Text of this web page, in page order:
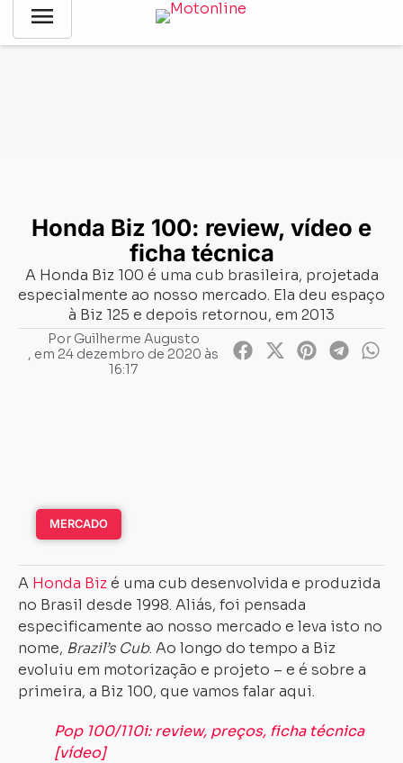
menu
Notícias -Honda Biz 100: review, vídeo e ficha
Honda Biz 100: review, vídeo e
ficha técnica
A Honda Biz 100 é uma cub brasileira, projetada
especialmente ao nosso mercado. Ela deu espaço
à Biz 125 e depois retornou, em 2013
PorGuilherme Augusto
, em 24 dezembro de 2020 às
16:17
MERCADO
A Honda Bizé uma cub desenvolvida e produzida
no Brasil desde 1998. Aliás, foi pensada
especificamente ao nosso mercado e leva isto no
nome, Brazil’s Cub. Ao longo do tempo a Biz
evoluiu em motorização e projeto – e é sobre a
primeira, a Biz 100, que vamos falar aqui.
Pop 100/110i: review, preços, ficha técnica
[vídeo]